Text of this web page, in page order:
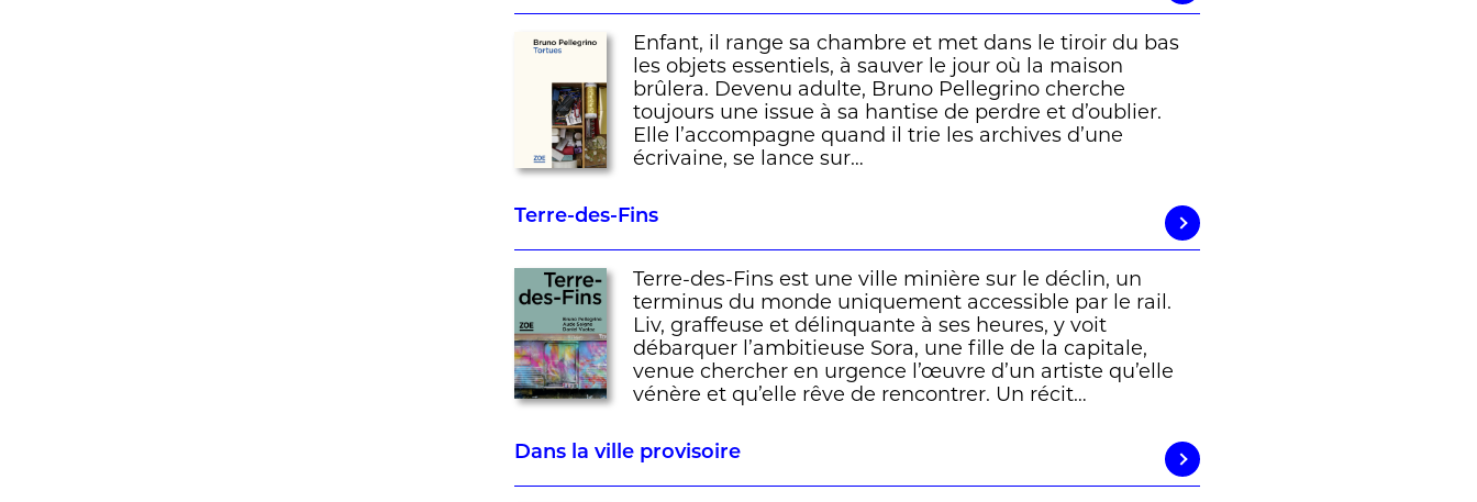
Enfant, il range sa chambre et met dans le tiroir du bas
les objets essentiels, à sauver le jour où la maison
brûlera. Devenu adulte, Bruno Pellegrino cherche
toujours une issue à sa hantise de perdre et d’oublier.
Elle l’accompagne quand il trie les archives d’une
écrivaine, se lance sur…
Terre-des-Fins
Terre-des-Fins est une ville minière sur le déclin, un
terminus du monde uniquement accessible par le rail.
Liv, graffeuse et délinquante à ses heures, y voit
débarquer l’ambitieuse Sora, une fille de la capitale,
venue chercher en urgence l’œuvre d’un artiste qu’elle
vénère et qu’elle rêve de rencontrer. Un récit…
Dans la ville provisoire